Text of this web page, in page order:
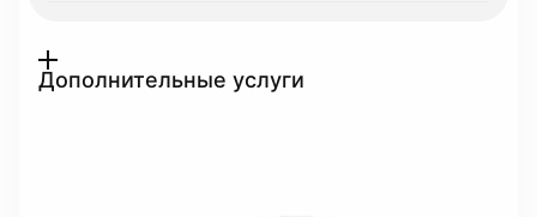
Дополнительные услуги